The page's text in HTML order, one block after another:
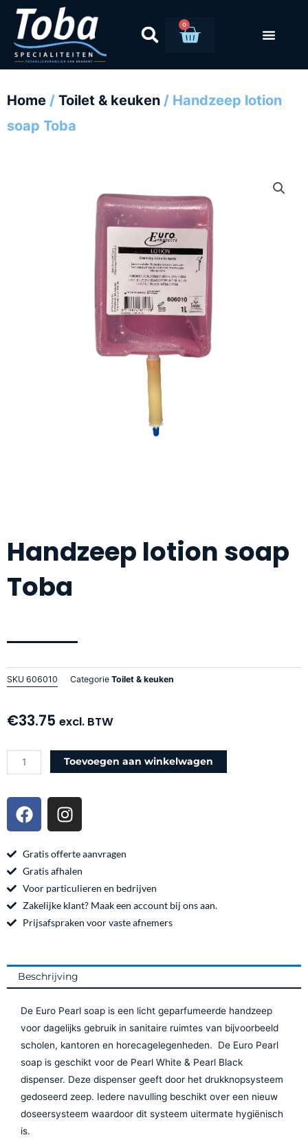
inhoud
0
Home / Toilet & keuken / Handzeep lotion
soap Toba
Handzeep lotion soap
Toba
SKU 606010 Categorie Toilet & keuken
€33.75 excl. BTW
Handzeep
lotion
Toba
aantal
Toevoegen aan winkelwagen
F
a
e
b
o
o
k
I
n
t
a
g
r
a
Gratis offerte aanvragen
Gratis afhalen
Voor particulieren en bedrijven
Zakelijke klant? Maak een account bij ons aan.
Prijsafspraken voor vaste afnemers
Beschrijving
De Euro Pearl soap is een licht geparfumeerde handzeep
voor dagelijks gebruik in sanitaire ruimtes van bijvoorbeeld
scholen, kantoren en horecagelegenheden. De Euro Pearl
soap is geschikt voor de Pearl White & Pearl Black
dispenser. Deze dispenser geeft door het drukknopsysteem
gedoseerd zeep. Iedere navulling beschikt over een nieuw
doseersysteem waardoor dit systeem uitermate hygiënisch
is.